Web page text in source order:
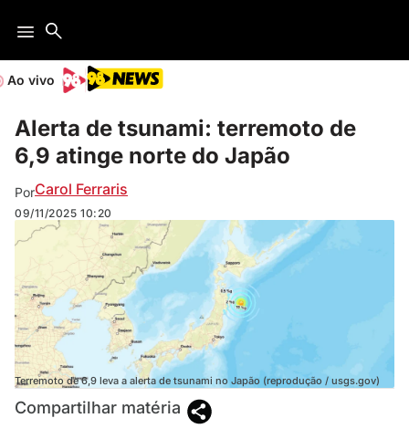
Ao vivo
Alerta de tsunami: terremoto de
6,9 atinge norte do Japão
PorCarol Ferraris
09/11/2025 10:20
Terremoto de 6,9 leva a alerta de tsunami no Japão (reprodução / usgs.gov)
Compartilhar matéria